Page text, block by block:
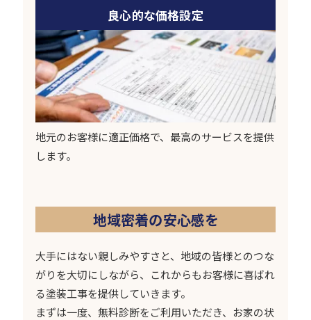
良心的な価格設定
地元のお客様に適正価格で、最高のサービスを提供
します。
地域密着の安心感を
大手にはない親しみやすさと、地域の皆様とのつな
がりを大切にしながら、これからもお客様に喜ばれ
る塗装工事を提供していきます。
まずは一度、無料診断をご利用いただき、お家の状